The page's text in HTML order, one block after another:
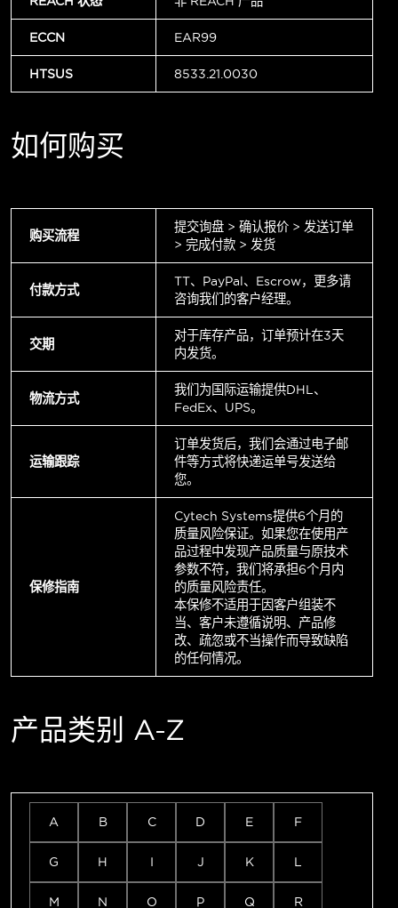
ECCN EAR99
HTSUS 8533.21.0030
如何购买
购买流程
提交询盘 > 确认报价 > 发送订单
> 完成付款 > 发货
付款方式
TT、PayPal、Escrow，更多请
咨询我们的客户经理。
交期
对于库存产品，订单预计在3天
内发货。
物流方式
我们为国际运输提供DHL、
FedEx、UPS。
运输跟踪
订单发货后，我们会通过电子邮
件等方式将快递运单号发送给
您。
保修指南
Cytech Systems提供6个月的
质量风险保证。如果您在使用产
品过程中发现产品质量与原技术
参数不符，我们将承担6个月内
的质量风险责任。
本保修不适用于因客户组装不
当、客户未遵循说明、产品修
改、疏忽或不当操作而导致缺陷
的任何情况。
产品类别 A-Z
A B C D E F
G H I J K L
M N O P Q R